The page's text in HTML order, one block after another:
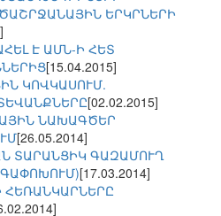
ԵՐԿՐՆԵՐԻ
Է ԱՄՆ-Ի ՀԵՏ
[15.04.2015]
ԿՈՎԿԱՍՈՒՄ.
[02.02.2015]
ՆԱԽԱԳԾԵՐ
[26.05.2014]
ՏԱՐԱՆՑԻԿ ԳԱԶԱՄՈՒՂ
[17.03.2014]